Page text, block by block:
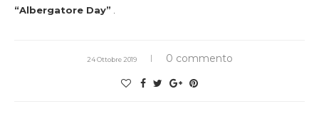
“Albergatore Day”
24 Ottobre 2019 0 commento